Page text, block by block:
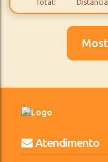
Total:
17m
Lado
Atendimento